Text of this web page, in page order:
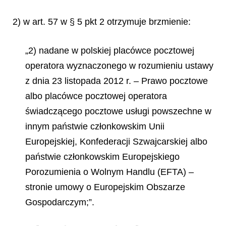
2) w art. 57 w § 5 pkt 2 otrzymuje brzmienie:
„2) nadane w polskiej placówce pocztowej
operatora wyznaczonego w rozumieniu ustawy
z dnia 23 listopada 2012 r. – Prawo pocztowe
albo placówce pocztowej operatora
świadczącego pocztowe usługi powszechne w
innym państwie członkowskim Unii
Europejskiej, Konfederacji Szwajcarskiej albo
państwie członkowskim Europejskiego
Porozumienia o Wolnym Handlu (EFTA) –
stronie umowy o Europejskim Obszarze
Gospodarczym;”.